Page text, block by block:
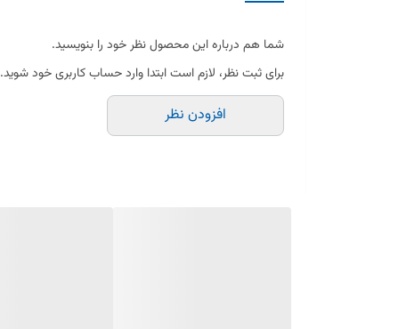
شما هم درباره این محصول نظر خود را بنویسید.
برای ثبت نظر، لازم است ابتدا وارد حساب کاربری خود شوید.
افزودن نظر